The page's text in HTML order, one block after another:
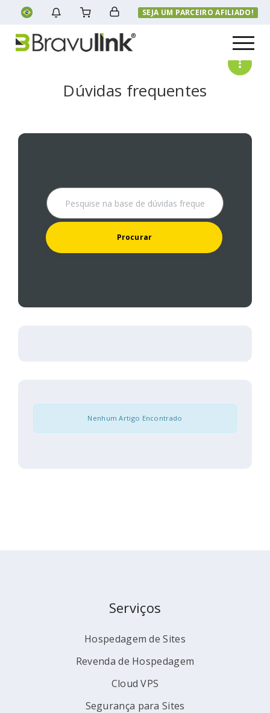
SEJA UM PARCEIRO AFILIADO!
Menu
Dúvidas frequentes
Nenhum Artigo Encontrado
Serviços
Hospedagem de Sites
Revenda de Hospedagem
Cloud VPS
Segurança para Sites